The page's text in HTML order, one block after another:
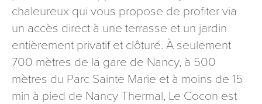
chaleureux qui vous propose de profiter via
un accès direct à une terrasse et un jardin
entièrement privatif et clôturé. À seulement
700 mètres de la gare de Nancy, à 500
mètres du Parc Sainte Marie et à moins de 15
min à pied de Nancy Thermal, Le Cocon est
l’adresse suivante : Meurthe & Moselle Tourisme - 48
esplanade Jacques-Baudot CO 90019 54035 NANCY
cedex
reCAPTCHA